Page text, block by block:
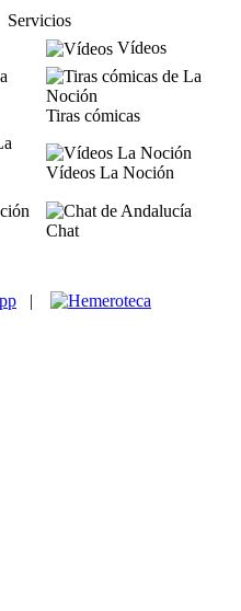
Servicios
Vídeos
Tiras cómicas
Vídeos La Noción
Chat
|